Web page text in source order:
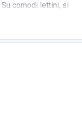
comodi lettini, si
e
la zona è coperta